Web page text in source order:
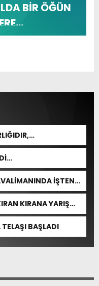
BİR ÖĞÜN
İŞTEN
KIRANA YARIŞ
BAŞLADI